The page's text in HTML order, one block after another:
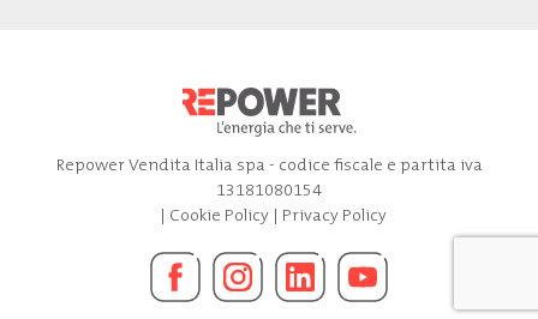
Repower Vendita Italia spa - codice fiscale e partita iva
13181080154
| Cookie Policy| Privacy Policy